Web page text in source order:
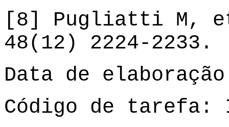
[8] Pugliatti M,
48(12) 2224-2233.
Data de
Código de tarefa: